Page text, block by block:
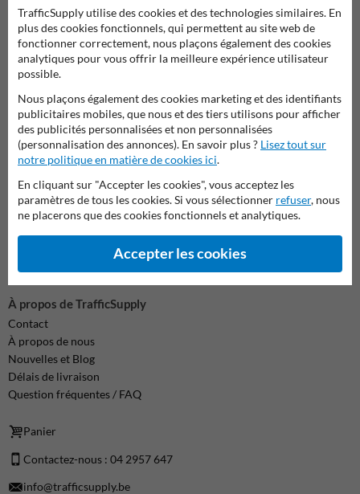
04 2957 647 accessible jusqu'à 17.00
Discuter avec nous online
Toutes nos coordonnées
Information
Renvoyer le(s) produit(s)
Cookie / Vie privée
Clause de non responsabilité
Conditions générales
À propos de TrafficSupply
Contact
À propos de nous
Nouvelles et Blog
Délais de livraison
Question fréquentes / FAQ
Panier
Contactez-nous : 04 2957 647
info@trafficsupply.be
TrafficSupply utilise des cookies et des technologies similaires. En
plus des cookies fonctionnels, qui permettent au site web de
fonctionner correctement, nous plaçons également des cookies
analytiques pour vous offrir la meilleure expérience utilisateur
possible.
Nous plaçons également des cookies marketing et des identifiants
publicitaires mobiles, que nous et des tiers utilisons pour afficher
des publicités personnalisées et non personnalisées
(personnalisation des annonces). En savoir plus ? Lisez tout sur
notre politique en matière de cookies ici.
En cliquant sur "Accepter les cookies", vous acceptez les
paramètres de tous les cookies. Si vous sélectionner refuser, nous
ne placerons que des cookies fonctionnels et analytiques.
Accepter les cookies